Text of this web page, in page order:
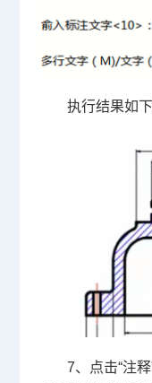
执行结果如
7、点击“注释